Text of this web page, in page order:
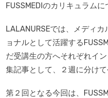
FUSSMEDIのカリキュラム
LALANURSEでは、メディ
ョナルとして活躍する
だ受講生の方へそれぞれイ
集記事として、２週に分けて
第２回となる今回は、